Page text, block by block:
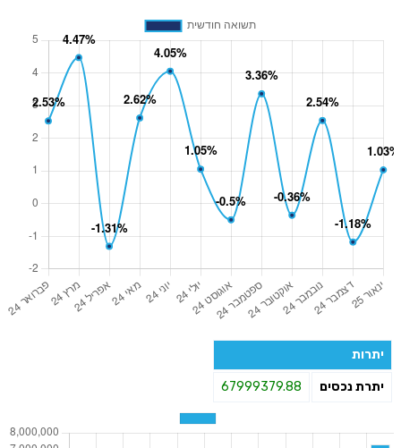
יתרות
יתרת נכסים 67999379.88